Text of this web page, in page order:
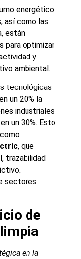
energético
así como las
están
para optimizar
y
ambiental.
tecnológicas
un 20% la
industriales
un 30%. Esto
, que
trazabilidad
sectores
de
en la